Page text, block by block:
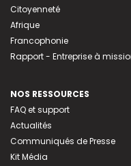
Citoyenneté
Afrique
Francophonie
Rapport - Entreprise à
NOS RESSOURCES
FAQ et support
Actualités
Communiqués de Presse
Kit Média